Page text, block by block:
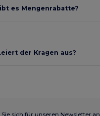
es Mengenrabatte?
der Kragen aus?
Sie sich für unseren Newsletter an